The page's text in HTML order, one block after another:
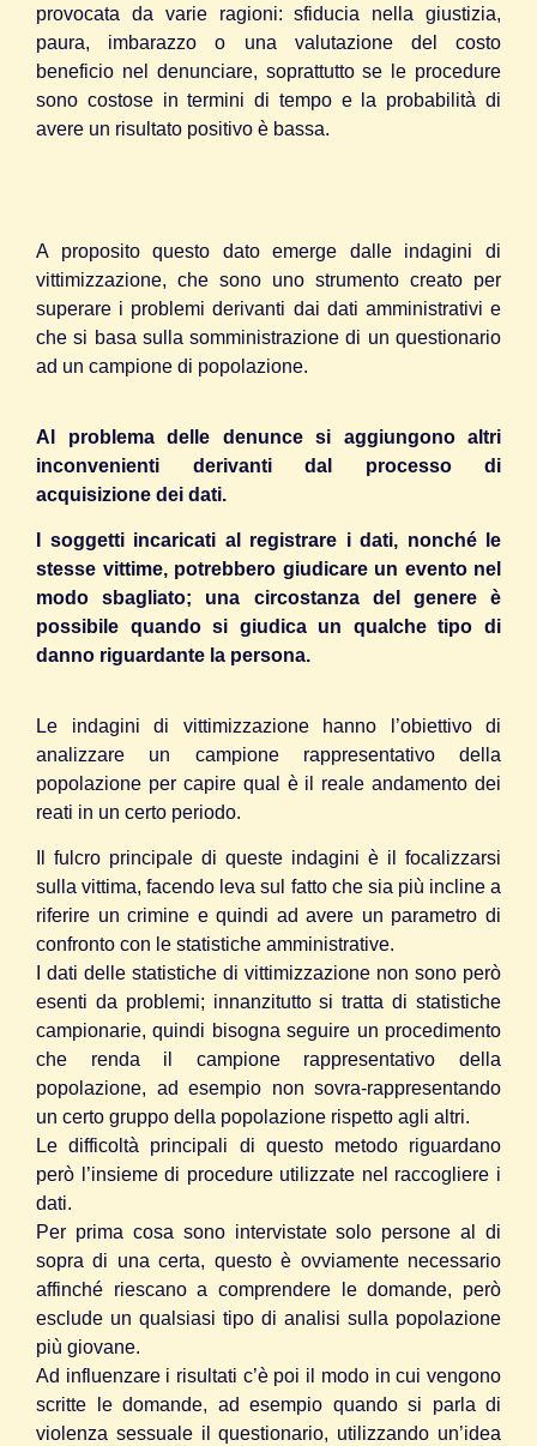
provocata da varie ragioni: sfiducia nella giustizia,
paura, imbarazzo o una valutazione del costo
beneficio nel denunciare, soprattutto se le procedure
sono costose in termini di tempo e la probabilità di
avere un risultato positivo è bassa.
A proposito questo dato emerge dalle indagini di
vittimizzazione, che sono uno strumento creato per
superare i problemi derivanti dai dati amministrativi e
che si basa sulla somministrazione di un questionario
ad un campione di popolazione.
Al problema delle denunce si aggiungono altri
inconvenienti derivanti dal processo di
acquisizione dei dati.
I soggetti incaricati al registrare i dati, nonché le
stesse vittime, potrebbero giudicare un evento nel
modo sbagliato; una circostanza del genere è
possibile quando si giudica un qualche tipo di
danno riguardante la persona.
Le indagini di vittimizzazione hanno l’obiettivo di
analizzare un campione rappresentativo della
popolazione per capire qual è il reale andamento dei
reati in un certo periodo.
Il fulcro principale di queste indagini è il focalizzarsi
sulla vittima, facendo leva sul fatto che sia più incline a
riferire un crimine e quindi ad avere un parametro di
confronto con le statistiche amministrative.
I dati delle statistiche di vittimizzazione non sono però
esenti da problemi; innanzitutto si tratta di statistiche
campionarie, quindi bisogna seguire un procedimento
che renda il campione rappresentativo della
popolazione, ad esempio non sovra-rappresentando
un certo gruppo della popolazione rispetto agli altri.
Le difficoltà principali di questo metodo riguardano
però l’insieme di procedure utilizzate nel raccogliere i
dati.
Per prima cosa sono intervistate solo persone al di
sopra di una certa, questo è ovviamente necessario
affinché riescano a comprendere le domande, però
esclude un qualsiasi tipo di analisi sulla popolazione
più giovane.
Ad influenzare i risultati c’è poi il modo in cui vengono
scritte le domande, ad esempio quando si parla di
violenza sessuale il questionario, utilizzando un’idea